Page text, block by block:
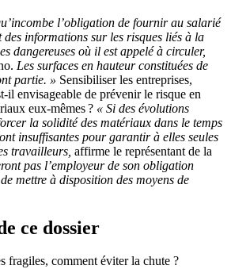
l’obligation de fournir au salarié
informations sur les risques liés à la
dangereuses où il est appelé à circuler,
Les surfaces en hauteur constituées de
partie. » Sensibiliser les entreprises,
envisageable de prévenir le risque en
eux-mêmes ? « Si des évolutions
la solidité des matériaux dans le temps
insuffisantes pour garantir à elles seules
travailleurs, affirme le représentant de la
pas l’employeur de son obligation
mettre à disposition des moyens de
ce dossier
fragiles, comment éviter la chute ?